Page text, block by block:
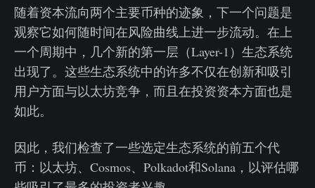
随着资本流向两个主要币种的迹象，下一个问题是
观察它如何随时间在风险曲线上进一步流动。在上
一个周期中，几个新的第一层（Layer-1）生态系统
出现了。这些生态系统中的许多不仅在创新和吸引
用户方面与以太坊竞争，而且在投资资本方面也是
如此。
因此，我们检查了一些选定生态系统的前五个代
币：以太坊、Cosmos、Polkadot和Solana，以评估哪